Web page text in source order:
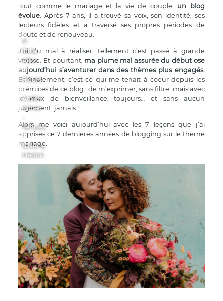
Tout comme le mariage et la vie de couple, un blog
évolue . Après 7 ans, il a trouvé sa voix, son identité, ses
lecteurs fidèles et a traversé ses propres périodes de
doute et de renouveau.
J’ai du mal à réaliser, tellement c’est passé à grande
vitesse. Et pourtant, ma plume mal assurée du début ose
aujourd’hui s’aventurer dans des thèmes plus engagés.
Et finalement, c’est ce qui me tenait à coeur depuis les
prémices de ce blog : de m’exprimer, sans filtre, mais avec
le max de bienveillance, toujours… et sans aucun
jugement, jamais !
Alors me voici aujourd’hui avec les 7 leçons que j’ai
apprises ce 7 dernières années de blogging sur le thème
mariage.
©
Julia
Allio
-
Fleurs
:
Atelier
Aimer
Tenues
:
Silvène
Hédon